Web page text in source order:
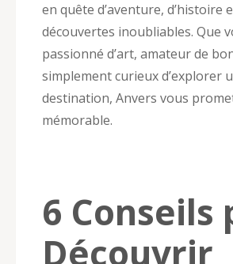
en quête d’aventure, d’histoire
découvertes inoubliables. Que
passionné d’art, amateur de
simplement curieux d’explorer
destination, Anvers vous
mémorable.
6 Conseils
Découvrir